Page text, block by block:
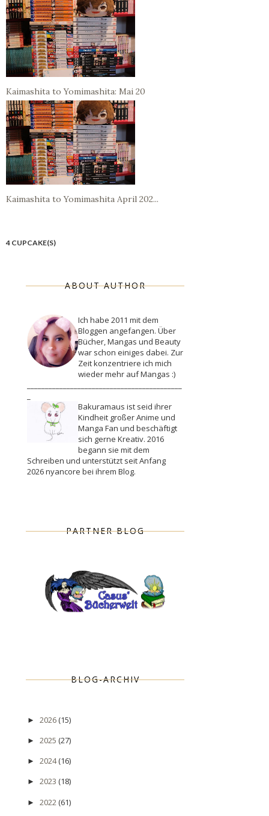
Kaimashita to Yomimashita: Mai 20
Kaimashita to Yomimashita April 202...
4 CUPCAKE(S)
ABOUT AUTHOR
Ich habe 2011 mit dem
Bloggen angefangen. Über
Bücher, Mangas und Beauty
war schon einiges dabei. Zur
Zeit konzentriere ich mich
wieder mehr auf Mangas :)
Bakuramaus ist seid ihrer
Kindheit großer Anime und
Manga Fan und beschäftigt
sich gerne Kreativ. 2016
begann sie mit dem
Schreiben und unterstützt seit Anfang
2026 nyancore bei ihrem Blog.
PARTNER BLOG
BLOG-ARCHIV
► 2026(15)
► 2025 (27)
► 2024(16)
► 2023 (18)
► 2022(61)